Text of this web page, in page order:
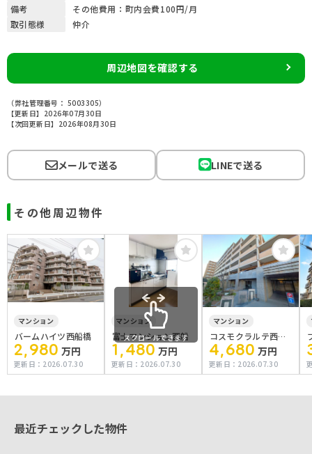
備考
その他費用：町内会費100円/月
取引態様
仲介
周辺地図を確認する
（弊社管理番号： 5003305）
【更新日】2026年07月30日
【次回更新日】2026年08月30日
メールで送る LINEで送る
その他周辺物件
マンション
バームハイツ西船橋
2,980万円
更新日： 2026.07.30
マンション
富士マンション西船
1,480万円
更新日： 2026.07.30
マンション
コスモクラルテ西船
橋
4,680 万円
更新日： 2026.07.30
スクロールできます
最近チェックした物件